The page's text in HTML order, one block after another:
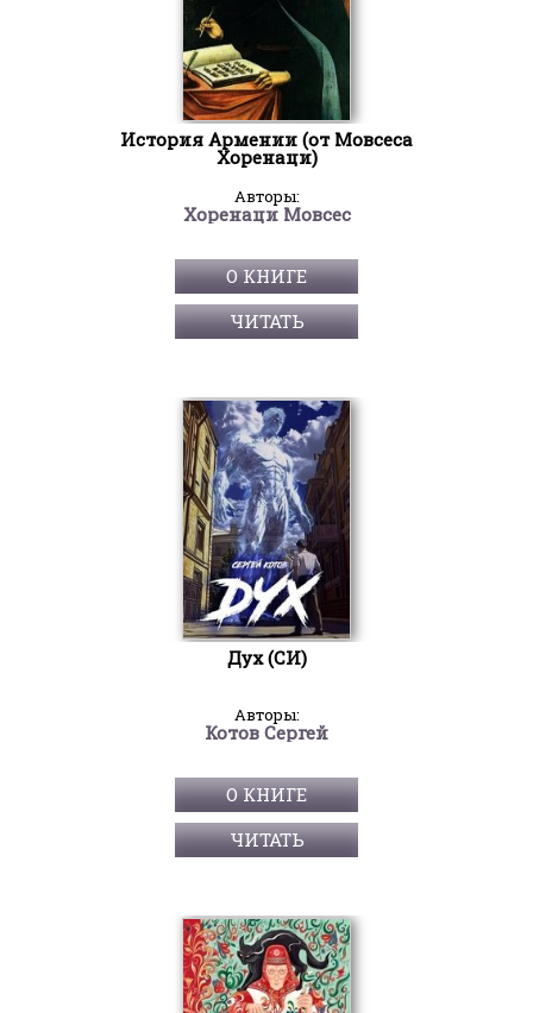
История Армении (от Мовсеса
Хоренаци)
Авторы:
Хоренаци Мовсес
О КНИГЕ
ЧИТАТЬ
Дух (СИ)
Авторы:
Котов Сергей
О КНИГЕ
ЧИТАТЬ